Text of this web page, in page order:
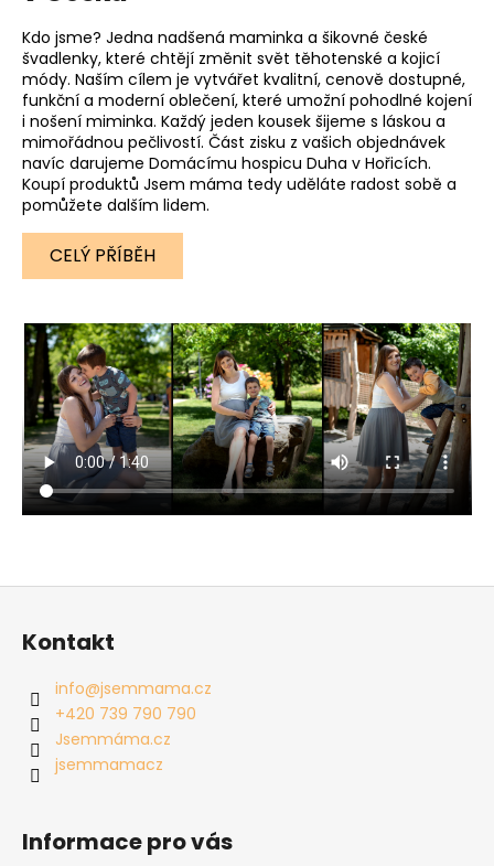
Kdo jsme? Jedna nadšená maminka a šikovné české
švadlenky, které chtějí změnit svět těhotenské a kojicí
módy. Naším cílem je vytvářet kvalitní, cenově dostupné,
funkční a moderní oblečení, které umožní pohodlné kojení
i nošení miminka. Každý jeden kousek šijeme s láskou a
mimořádnou pečlivostí. Část zisku z vašich objednávek
navíc darujeme Domácímu hospicu Duha v Hořicích.
Koupí produktů Jsem máma tedy uděláte radost sobě a
pomůžete dalším lidem.
CELÝ PŘÍBĚH
Z
Kontakt
info@jsemmama.cz
+420 739 790 790
Jsemmáma.cz
jsemmamacz
Informace pro vás